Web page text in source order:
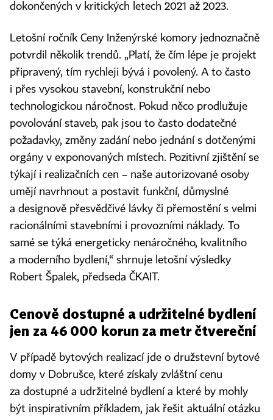
dokončených v kritických letech 2021 až 2023.
Letošní ročník Ceny Inženýrské komory jednoznačně
potvrdil několik trendů. „Platí, že čím lépe je projekt
připravený, tím rychleji bývá i povolený. A to často
i přes vysokou stavební, konstrukční nebo
technologickou náročnost. Pokud něco prodlužuje
povolování staveb, pak jsou to často dodatečné
požadavky, změny zadání nebo jednání s dotčenými
orgány v exponovaných místech. Pozitivní zjištění se
týkají i realizačních cen – naše autorizované osoby
umějí navrhnout a postavit funkční, důmyslné
a designově přesvědčivé lávky či přemostění s velmi
racionálními stavebními i provozními náklady. To
samé se týká energeticky nenáročného, kvalitního
a moderního bydlení,“ shrnuje letošní výsledky
Robert Špalek, předseda ČKAIT.
Cenově dostupné a udržitelné bydlení
jen za 46 000 korun za metr čtvereční
V případě bytových realizací jde o družstevní bytové
domy v Dobrušce, které získaly zvláštní cenu
za dostupné a udržitelné bydlení a které by mohly
být inspirativním příkladem, jak řešit aktuální otázku